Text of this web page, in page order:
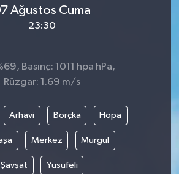
Ağustos Cuma
23:30
Basınç: 1011 hpa hPa,
Rüzgar: 1.69 m/s
Arhavi Borçka Hopa
Merkez Murgul
Şavşat Yusufeli